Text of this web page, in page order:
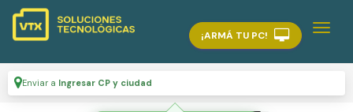
¡ARMÁ TU PC!
Enviar a Ingresar CP y ciudad